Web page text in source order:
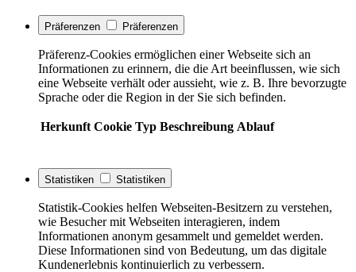
Präferenzen Präferenzen
Präferenz-Cookies ermöglichen einer Webseite sich an
Informationen zu erinnern, die die Art beeinflussen, wie sich
eine Webseite verhält oder aussieht, wie z. B. Ihre bevorzugte
Sprache oder die Region in der Sie sich befinden.
Herkunft Cookie Typ Beschreibung Ablauf
Statistiken Statistiken
Statistik-Cookies helfen Webseiten-Besitzern zu verstehen,
wie Besucher mit Webseiten interagieren, indem
Informationen anonym gesammelt und gemeldet werden.
Diese Informationen sind von Bedeutung, um das digitale
Kundenerlebnis kontinuierlich zu verbessern.